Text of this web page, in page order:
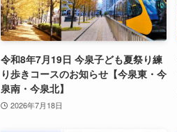
令和8年7月19日 今泉子ども夏祭り練
り歩きコースのお知らせ【今泉東・今
泉南・今泉北】
2026年7月18日